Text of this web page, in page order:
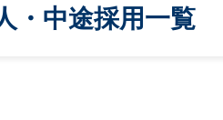
・中途採用一覧